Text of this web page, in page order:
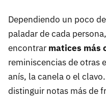
Dependiendo un poco
paladar de cada
encontrar matices más
reminiscencias de otras
anís, la canela o el
distinguir notas más de